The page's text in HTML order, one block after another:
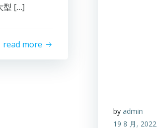
型 […]
read more
byadmin
19 8 月, 2022